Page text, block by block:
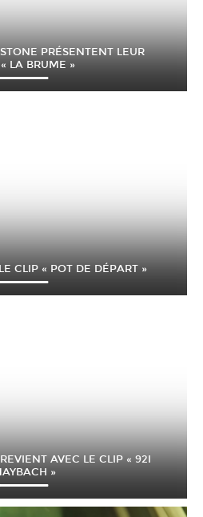
PRÉSENTENT LEUR
LA BRUME »
CLIP « POT DE DÉPART »
AVEC LE CLIP « 92I
»